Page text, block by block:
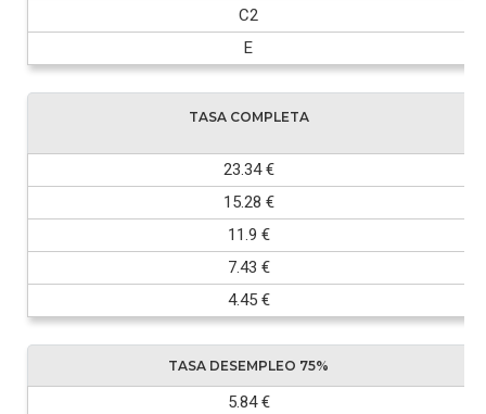
C2
E
TASA COMPLETA
23.34 €
15.28 €
11.9 €
7.43 €
4.45 €
TASA DESEMPLEO 75%
5.84 €